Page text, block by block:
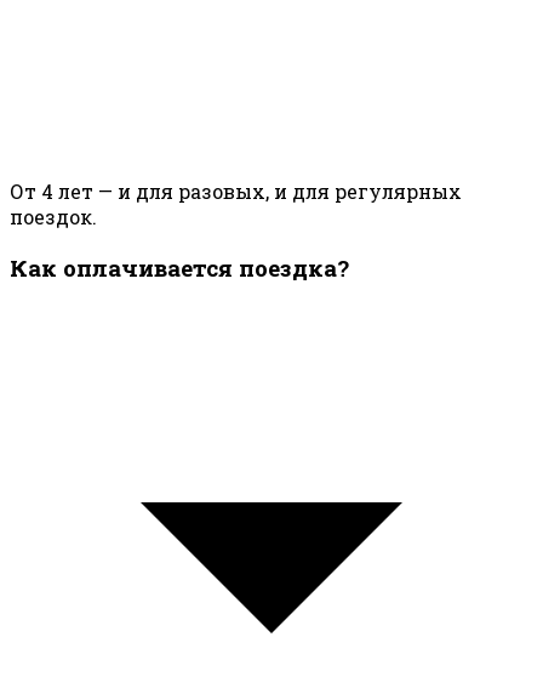
От 4 лет — и для разовых, и для регулярных
поездок.
Как оплачивается поездка?